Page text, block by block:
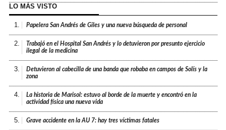
LO MÁS VISTO
1. Papelera San Andrés de Giles y una nueva búsqueda de personal
2.
Trabajó en el Hospital San Andrés y lo detuvieron por presunto ejercicio
ilegal de la medicina
3.
Detuvieron al cabecilla de una banda que robaba en campos de Solís y la
zona
4.
La historia de Marisol: estuvo al borde de la muerte y encontró en la
actividad física una nueva vida
5. Grave accidente en la AU 7: hay tres víctimas fatales